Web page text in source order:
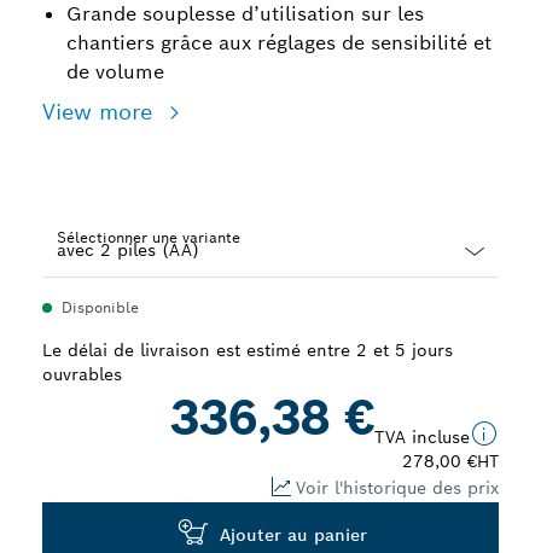
Grande souplesse d’utilisation sur les
chantiers grâce aux réglages de sensibilité et
de volume
View more
Sélectionner une variante
closed
Disponible
Le délai de livraison est estimé entre 2 et 5 jours
ouvrables
336,38 €TVA incluse
278,00 €HT
Voir l'historique des prix
Ajouter au panier